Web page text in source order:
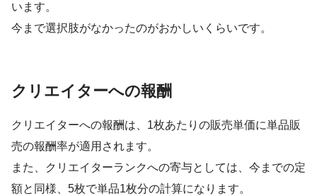
います。
今まで選択肢がなかったのがおかしいくらいです。
クリエイターへの報酬
クリエイターへの報酬は、1枚あたりの販売単価に単品販
売の報酬率が適用されます。
また、クリエイターランクへの寄与としては、今までの定
額と同様、5枚で単品1枚分の計算になります。